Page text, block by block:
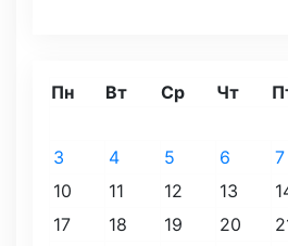
Пн Вт Ср Чт
3
4 5 6 7
10
11 12 13
17
18 19 20